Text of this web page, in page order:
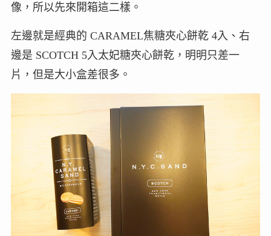
像，所以先來開箱這二樣。
左邊就是經典的 CARAMEL焦糖夾心餅乾 4入、右
邊是 SCOTCH 5入太妃糖夾心餅乾，明明只差一
片，但是大小盒差很多。